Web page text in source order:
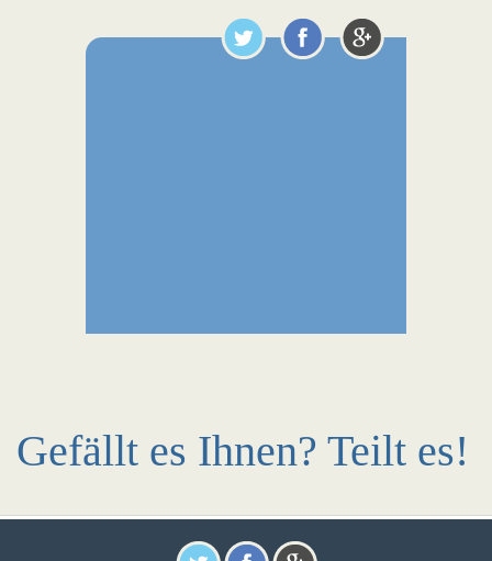
Gefällt es Ihnen? Teilt es!